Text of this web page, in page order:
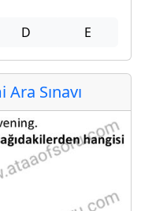
D E
Sınavı